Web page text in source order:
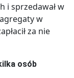
i sprzedawał w
w
za nie
osób